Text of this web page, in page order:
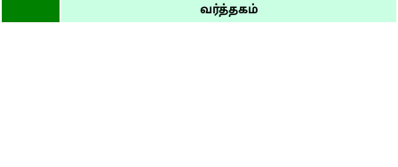
வர்த்தகம்